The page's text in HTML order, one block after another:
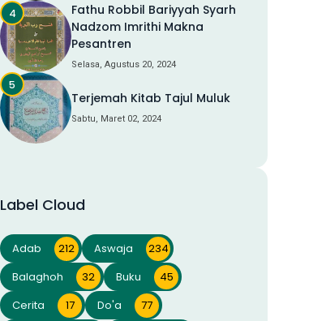
Fathu Robbil Bariyyah Syarh
Nadzom Imrithi Makna
Pesantren
Selasa, Agustus 20, 2024
Terjemah Kitab Tajul Muluk
Sabtu, Maret 02, 2024
Label Cloud
Adab 212 Aswaja
234
Balaghoh
32 Buku
45
Cerita
17 Do'a
77